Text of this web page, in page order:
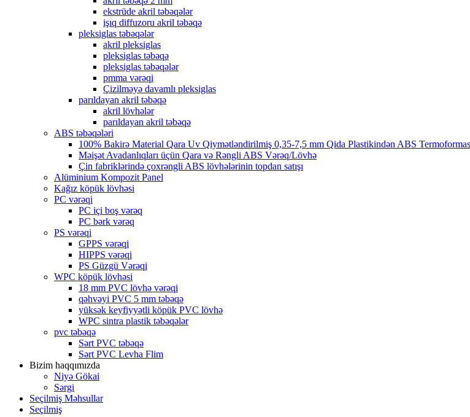
ekstrüde akril təbəqələr
işıq diffuzoru akril təbəqə
pleksiglas təbəqələr
akril pleksiglas
pleksiglas təbəqə
pleksiglas təbəqələr
pmma vərəqi
Çizilməyə davamlı pleksiglas
parıldayan akril təbəqə
akril lövhələr
parıldayan akril təbəqə
ABS təbəqələri
100% Bakirə Material Qara Uv Qiymətləndirilmiş 0,35-7,5 mm Qida Plastikindən ABS
Məişət Avadanlıqları üçün Qara və Rəngli ABS Vərəq/Lövhə
Çin fabriklərində çoxrəngli ABS lövhələrinin topdan satışı
Alüminium Kompozit Panel
Kağız köpük lövhəsi
PC vərəqi
PC içi boş vərəq
PC bərk vərəq
PS vərəqi
GPPS vərəqi
HIPPS vərəqi
PS Güzgü Vərəqi
WPC köpük lövhəsi
18 mm PVC lövhə vərəqi
qəhvəyi PVC 5 mm təbəqə
yüksək keyfiyyətli köpük PVC lövhə
WPC sintra plastik təbəqələr
pvc təbəqə
Sərt PVC təbəqə
Sərt PVC Levha Flim
Bizim haqqımızda
Niyə Gökai
Sərgi
Seçilmiş Məhsullar
Seçilmiş